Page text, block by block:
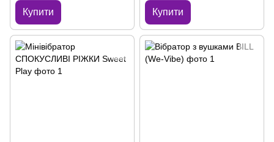
Купити Купити